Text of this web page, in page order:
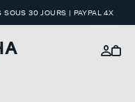
SOUS 30 JOURS | PAYPAL 4X